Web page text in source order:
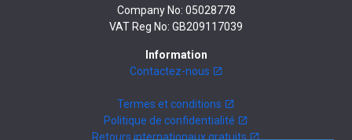
Company No: 05028778
VAT Reg No: GB209117039
Information
Contactez-nous
Termes et conditions
Politique de confidentialité
Retours internationaux gratuits